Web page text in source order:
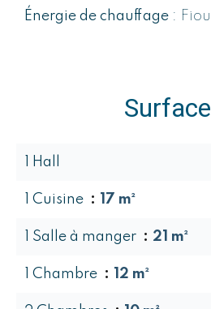
Énergie de chauffage
1 Hall
1 Cuisine 17 m²
1 Salle à manger 21 m²
1 Chambre 12 m²